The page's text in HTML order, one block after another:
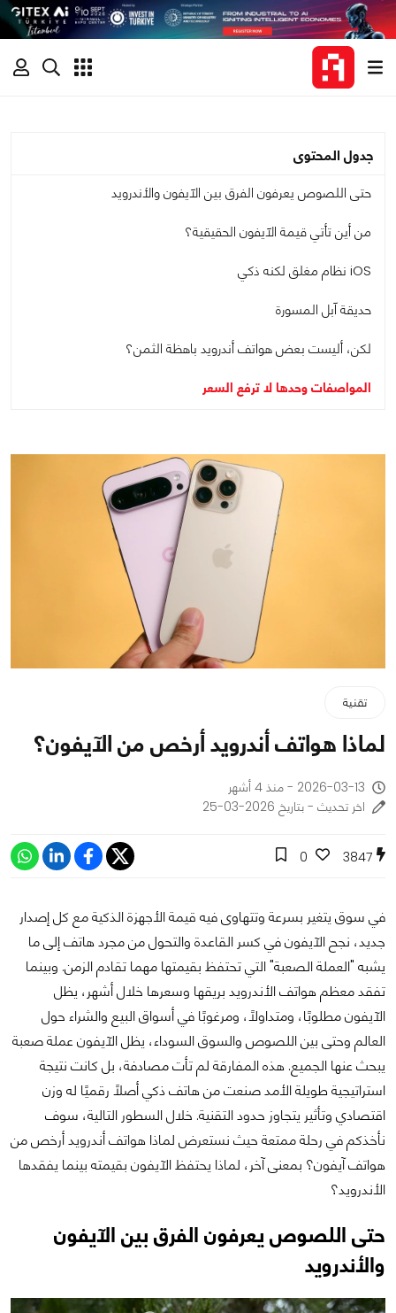
جدول المحتوى
حتى اللصوص يعرفون الفرق بين الآيفون والأندرويد
من أين تأتي قيمة الآيفون الحقيقية؟
iOS نظام مغلق لكنه ذكي
حديقة آبل المسورة
لكن، أليست بعض هواتف أندرويد باهظة الثمن؟
المواصفات وحدها لا ترفع السعر
تقنية
لماذا هواتف أندرويد أرخص من الآيفون؟
2026-03-13 - منذ 4 أشهر
اخر تحديث - بتاريخ 2026-03-25
3847
0
في سوق يتغير بسرعة وتتهاوى فيه قيمة الأجهزة الذكية مع كل إصدار
جديد، نجح الآيفون في كسر القاعدة والتحول من مجرد هاتف إلى ما
يشبه "العملة الصعبة" التي تحتفظ بقيمتها مهما تقادم الزمن. وبينما
تفقد معظم هواتف الأندرويد بريقها وسعرها خلال أشهر، يظل
الآيفون مطلوبًا، ومتداولًا، ومرغوبًا في أسواق البيع والشراء حول
العالم وحتى بين اللصوص والسوق السوداء، يظل الآيفون عملة صعبة
يبحث عنها الجميع. هذه المفارقة لم تأت مصادفة، بل كانت نتيجة
استراتيجية طويلة الأمد صنعت من هاتف ذكي أصلًا رقميًا له وزن
اقتصادي وتأثير يتجاوز حدود التقنية. خلال السطور التالية، سوف
نأخذكم في رحلة ممتعة حيث نستعرض لماذا هواتف أندرويد أرخص من
هواتف آيفون؟ بمعنى آخر، لماذا يحتفظ الآيفون بقيمته بينما يفقدها
الأندرويد؟
حتى اللصوص يعرفون الفرق بين الآيفون
والأندرويد